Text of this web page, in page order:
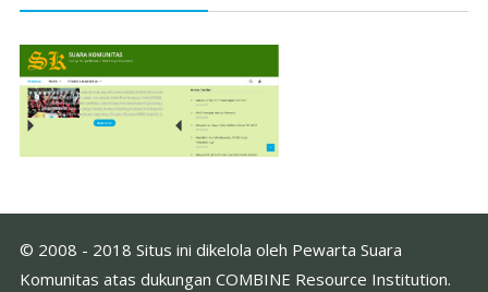
© 2008 - 2018 Situs ini dikelola oleh Pewarta Suara
Komunitas atas dukungan COMBINE Resource Institution.